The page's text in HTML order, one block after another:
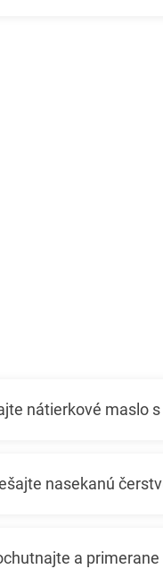
nátierkové maslo
nasekanú
a